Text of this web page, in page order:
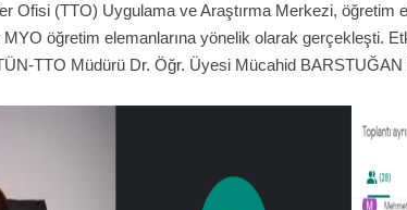
Ofisi (TTO) Uygulama ve Araştırma Merkezi, öğretim
öğretim elemanlarına yönelik olarak gerçekleşti.
TTO Müdürü Dr. Öğr. Üyesi Mücahid BARSTUĞAN